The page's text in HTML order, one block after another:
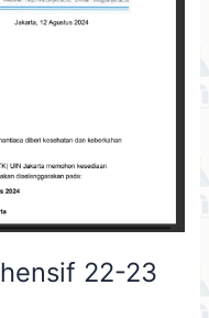
22-23